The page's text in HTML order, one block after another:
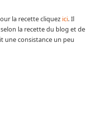
la recette cliquez ici. Il
la recette du blog et de
une consistance un peu